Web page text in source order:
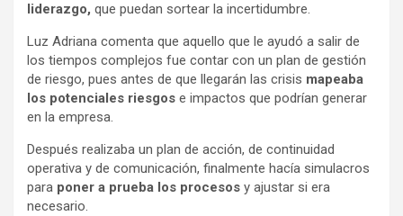
liderazgo, que puedan sortear la incertidumbre.
Luz Adriana comenta que aquello que le ayudó a salir de
los tiempos complejos fue contar con un plan de gestión
de riesgo, pues antes de que llegarán las crisis mapeaba
los potenciales riesgos e impactos que podrían generar
en la empresa.
Después realizaba un plan de acción, de continuidad
operativa y de comunicación, finalmente hacía simulacros
para poner a prueba los procesos y ajustar si era
necesario.